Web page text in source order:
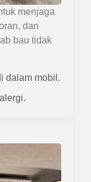
menjaga
dan
bau tidak
dalam mobil.